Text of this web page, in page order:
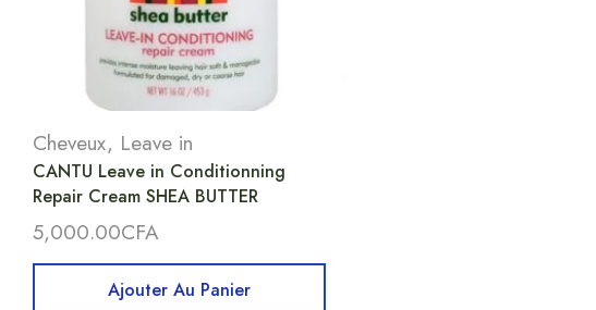
Cheveux, Leave in
CANTU Leave in Conditionning
Repair Cream SHEA BUTTER
5,000.00CFA
Ajouter Au Panier